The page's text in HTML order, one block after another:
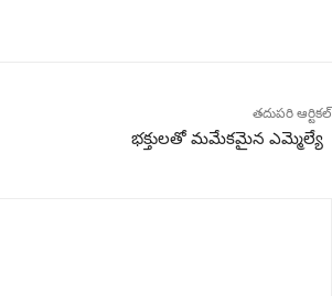
తదుపరి ఆర్టికల్
భక్తులతో మమేకమైన ఎమ్మెల్యే